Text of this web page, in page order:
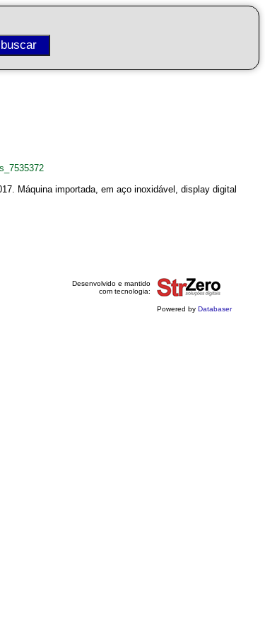
Máquina importada, em aço inoxidável, display digital
Desenvolvido e mantido
com tecnologia:
Powered by Databaser